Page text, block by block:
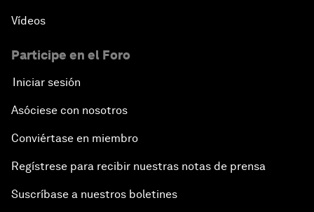
Vídeos
Participe en el Foro
Iniciar sesión
Asóciese con nosotros
Conviértase en miembro
Regístrese para recibir nuestras notas de prensa
Suscríbase a nuestros boletines